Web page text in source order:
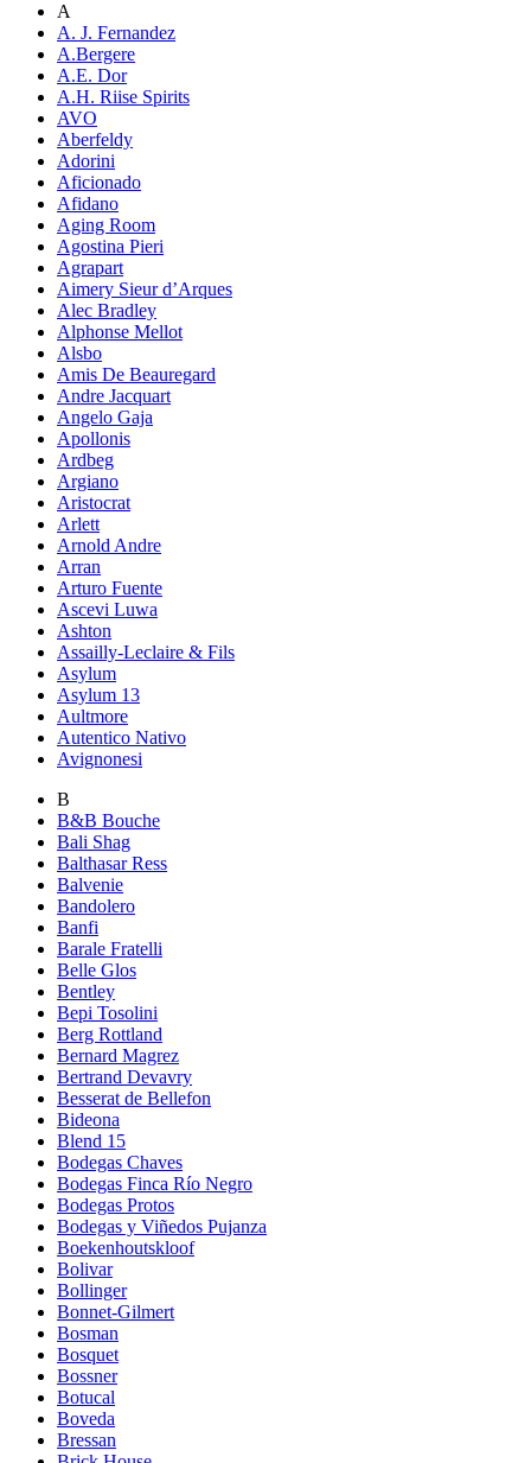
A
A. J. Fernandez
A.Bergere
A.E. Dor
A.H. Riise Spirits
AVO
Aberfeldy
Adorini
Aficionado
Afidano
Aging Room
Agostina Pieri
Agrapart
Aimery Sieur d’Arques
Alec Bradley
Alphonse Mellot
Alsbo
Amis De Beauregard
Andre Jacquart
Angelo Gaja
Apollonis
Ardbeg
Argiano
Aristocrat
Arlett
Arnold Andre
Arran
Arturo Fuente
Ascevi Luwa
Ashton
Assailly-Leclaire & Fils
Asylum
Asylum 13
Aultmore
Autentico Nativo
Avignonesi
B
B&B Bouche
Bali Shag
Balthasar Ress
Balvenie
Bandolero
Banfi
Barale Fratelli
Belle Glos
Bentley
Bepi Tosolini
Berg Rottland
Bernard Magrez
Bertrand Devavry
Besserat de Bellefon
Bideona
Blend 15
Bodegas Chaves
Bodegas Finca Río Negro
Bodegas Protos
Bodegas y Viñedos Pujanza
Boekenhoutskloof
Bolivar
Bollinger
Bonnet-Gilmert
Bosman
Bosquet
Bossner
Botucal
Boveda
Bressan